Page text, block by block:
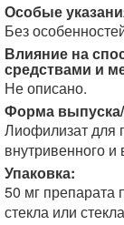
Особые
Без
Влияние на
средствами и
Не описано.
Форма
Лиофилизат для
внутривенного
Упаковка:
50 мг
стекла или